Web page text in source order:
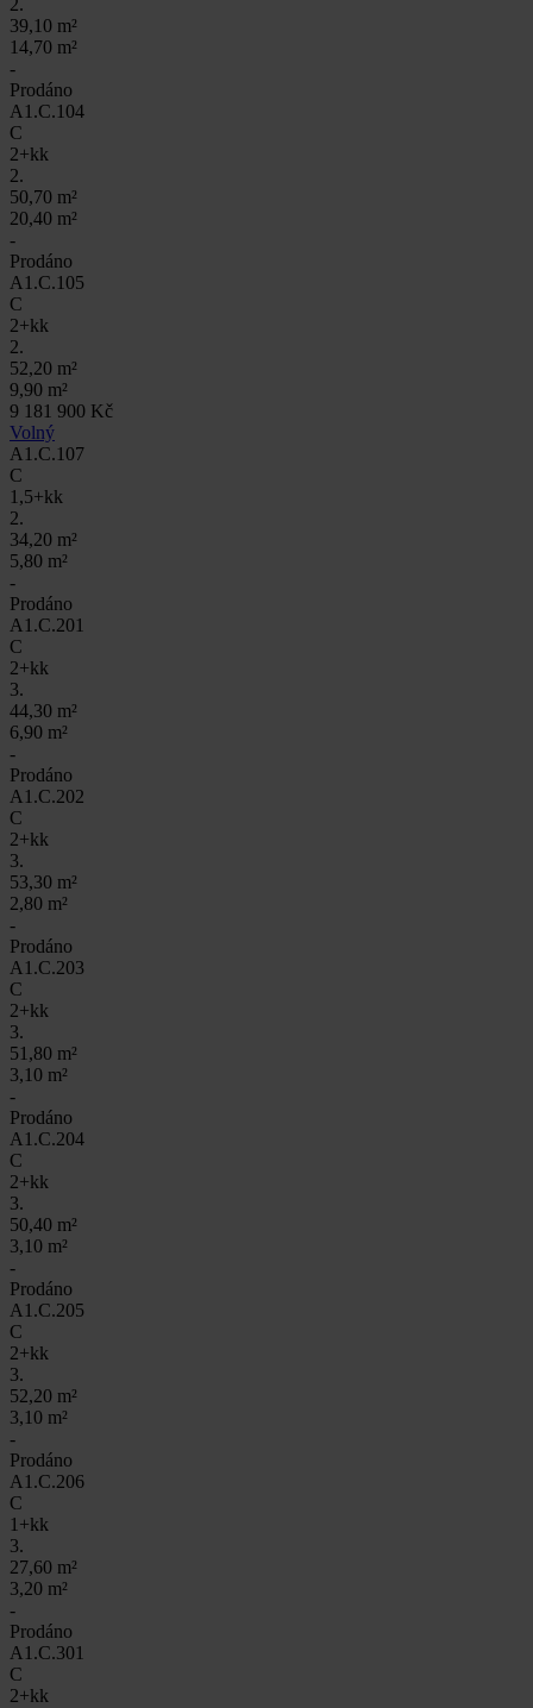
2.
39,10 m²
14,70 m²
-
Prodáno
A1.C.104
C
2+kk
2.
50,70 m²
20,40 m²
-
Prodáno
A1.C.105
C
2+kk
2.
52,20 m²
9,90 m²
9 181 900 Kč
Volný
A1.C.107
C
1,5+kk
2.
34,20 m²
5,80 m²
-
Prodáno
A1.C.201
C
2+kk
3.
44,30 m²
6,90 m²
-
Prodáno
A1.C.202
C
2+kk
3.
53,30 m²
2,80 m²
-
Prodáno
A1.C.203
C
2+kk
3.
51,80 m²
3,10 m²
-
Prodáno
A1.C.204
C
2+kk
3.
50,40 m²
3,10 m²
-
Prodáno
A1.C.205
C
2+kk
3.
52,20 m²
3,10 m²
-
Prodáno
A1.C.206
C
1+kk
3.
27,60 m²
3,20 m²
-
Prodáno
A1.C.301
C
2+kk